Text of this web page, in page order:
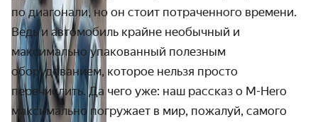
по диагонали, но он стоит потраченного времени.
Ведь и автомобиль крайне необычный и
максимально упакованный полезным
оборудованием, которое нельзя просто
перечислить. Да чего уже: наш рассказ о M-Hero
максимально погружает в мир, пожалуй, самого